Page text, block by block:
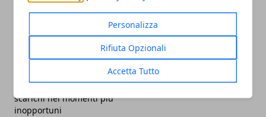
Personalizza
Rifiuta Opzionali
Accetta Tutto
Articolo Precedente
smartphone si
scarichi nei momenti più
inopportuni
Articolo Successivo
fortunati in amore?